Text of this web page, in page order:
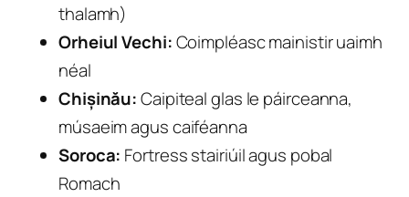
thalamh)
Orheiul Vechi:Coimpléasc mainistir uaimh
néal
Chișinău:Caipiteal glas le páirceanna,
músaeim agus caiféanna
Soroca: Fortress stairiúil agus pobal
Romach